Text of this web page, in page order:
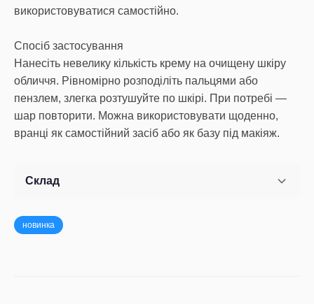
використовуватися самостійно.
Спосіб застосування
Нанесіть невелику кількість крему на очищену шкіру
обличчя. Рівномірно розподіліть пальцями або
пензлем, злегка розтушуйте по шкірі. При потребі —
шар повторити. Можна використовувати щоденно,
вранці як самостійний засіб або як базу під макіяж.
Склад
новинка